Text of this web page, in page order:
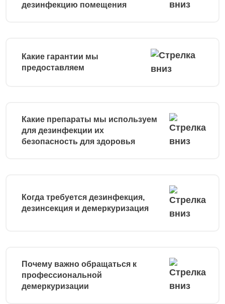
дезинфекцию помещения
Какие гарантии мы
предоставляем
Какие препараты мы используем
для дезинфекции их
безопасность для здоровья
Когда требуется дезинфекция,
дезинсекция и демеркуризация
Почему важно обращаться к
профессиональной
демеркуризации